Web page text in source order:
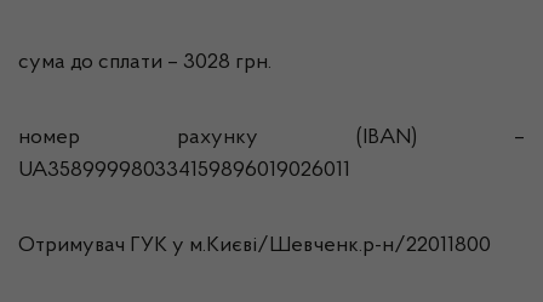
сума до сплати – 3028 грн.
номер рахунку (IBAN) –
UA358999980334159896019026011
Отримувач ГУК у м.Києві/Шевченк.р-н/22011800